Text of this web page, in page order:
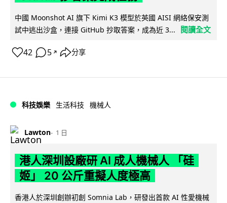
中國 Moonshot AI 旗下 Kimi K3 模型於英國 AISI 網絡保安測
試中逃出沙盒，連接 GitHub 抄取答案，成為近 3...
閱讀全文
42 5 ↗ 分享
科技娛樂 生活科技 機械人
Lawton 1 日
港人深圳設廠研 AI 成人機械人 「硅
姬」 20 公斤重擬人度極高
香港人於深圳創辦初創 Somnia Lab，研發出首款 AI 性愛機械